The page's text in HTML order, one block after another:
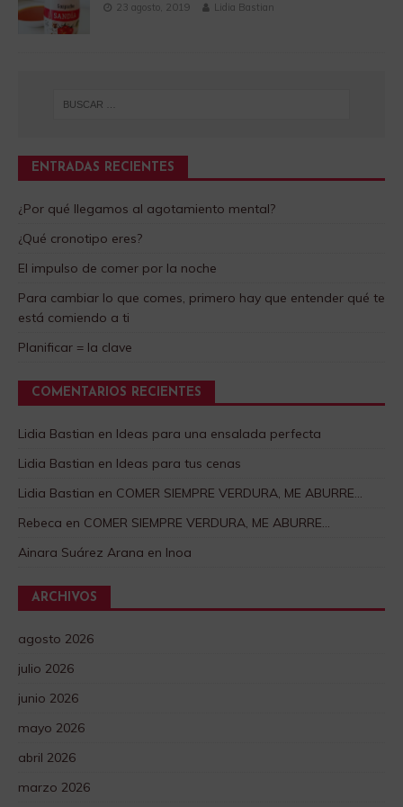
23 agosto, 2019 Lidia Bastian
ENTRADAS RECIENTES
¿Por qué llegamos al agotamiento mental?
¿Qué cronotipo eres?
El impulso de comer por la noche
Para cambiar lo que comes, primero hay que entender qué te
está comiendo a ti
Planificar = la clave
COMENTARIOS RECIENTES
Lidia Bastian en Ideas para una ensalada perfecta
Lidia Bastian en Ideas para tus cenas
Lidia Bastian en COMER SIEMPRE VERDURA, ME ABURRE…
Rebeca en COMER SIEMPRE VERDURA, ME ABURRE…
Ainara Suárez Arana en Inoa
ARCHIVOS
agosto 2026
julio 2026
junio 2026
mayo 2026
abril 2026
marzo 2026